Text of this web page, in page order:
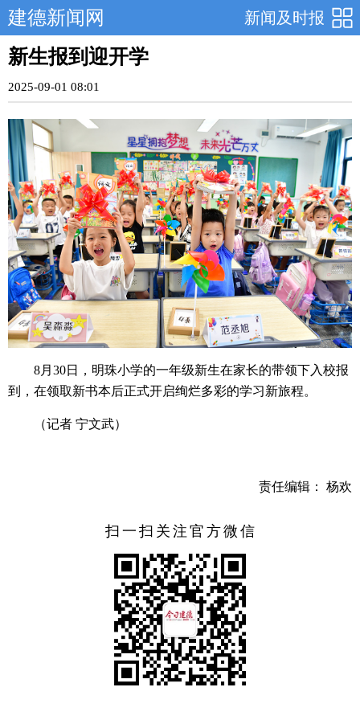
新闻及时报
建德新闻网
新生报到迎开学
2025-09-01 08:01
8月30日，明珠小学的一年级新生在家长的带领下入校报
到，在领取新书本后正式开启绚烂多彩的学习新旅程。
（记者 宁文武）
责任编辑： 杨欢
扫一扫关注官方微信